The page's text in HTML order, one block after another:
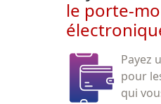
le porte-
Payez
pour
qui